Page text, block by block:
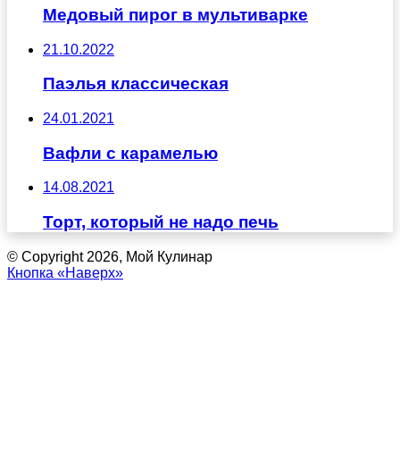
Медовый пирог в мультиварке
21.10.2022
Паэлья классическая
24.01.2021
Вафли с карамелью
14.08.2021
Торт, который не надо печь
© Copyright 2026, Мой Кулинар
Кнопка «Наверх»